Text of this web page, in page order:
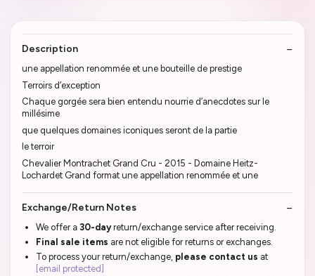
Description
une appellation renommée et une bouteille de prestige
Terroirs d’exception
Chaque gorgée sera bien entendu nourrie d’anecdotes sur le
millésime
que quelques domaines iconiques seront de la partie
le terroir
Chevalier Montrachet Grand Cru - 2015 - Domaine Heitz-
Lochardet Grand format une appellation renommée et une
Exchange/Return Notes
We offer a 30-dayreturn/exchange service after receiving.
Final sale items are not eligible for returns or exchanges.
To process your return/exchange, please contact us at
[email protected]